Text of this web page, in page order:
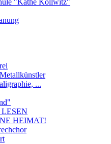
...
HEIMAT!